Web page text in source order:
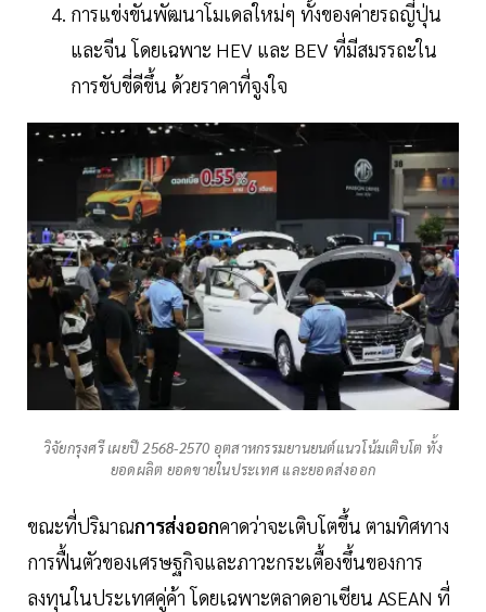
การแข่งขันพัฒนาโมเดลใหม่ๆ ทั้งของค่ายรถญี่ปุ่น
และจีน โดยเฉพาะ HEV และ BEV ที่มีสมรรถะใน
การขับขี่ดีขึ้น ด้วยราคาที่จูงใจ
วิจัยกรุงศรี เผยปี 2568-2570 อุตสาหกรรมยานยนต์แนวโน้มเติบโต ทั้ง
ยอดผลิต ยอดขายในประเทศ และยอดส่งออก
ขณะที่ปริมาณการส่งออกคาดว่าจะเติบโตขึ้น ตามทิศทาง
การฟื้นตัวของเศรษฐกิจและภาวะกระเตื้องขึ้นของการ
ลงทุนในประเทศคู่ค้า โดยเฉพาะตลาดอาเซียน ASEAN ที่